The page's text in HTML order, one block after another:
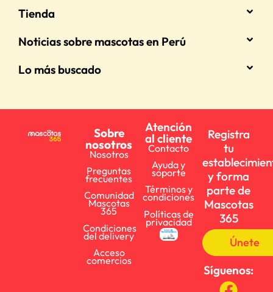
Tienda
Noticias sobre mascotas en Perú
Lo más buscado
Sobre
nosotros
Nosotros
Preguntas
frecuentes
Comunidad
Mascotas
365
Condiciones
del delivery
Acceso
comercios
Atención
al cliente
Contacto
Ayuda y
soporte
Términos y
condiciones
Políticas de
privacidad
Registra
tu
y forma
parte de
Mascotas
365
Únete
Síguenos: